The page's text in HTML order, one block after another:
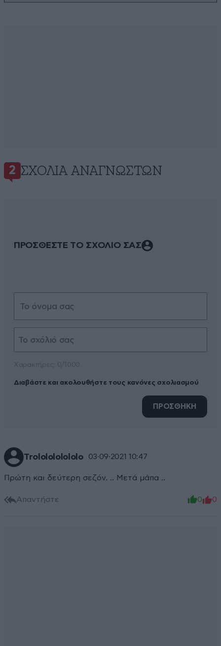
2 ΣΧΌΛΙΑ ΑΝΑΓΝΩΣΤΏΝ
ΠΡΟΣΘΕΣΤΕ ΤΟ ΣΧΟΛΙΟ ΣΑΣ
Διαβάστε και ακολουθήστε τους κανόνες σχολιασμού
ΠΡΟΣΘΗΚΗ
Trololololololo 03·09·2021 10:47
Πρώτη και δεύτερη σεζόν. .. Μετά μάπα ..
Απαντήστε 0 0